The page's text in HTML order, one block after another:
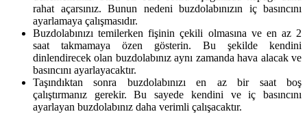
rahat açarsınız. Bunun nedeni buzdolabınızın iç basıncını
ayarlamaya çalışmasıdır.
Buzdolabınızı temilerken fişinin çekili olmasına ve en az 2
saat takmamaya özen gösterin. Bu şekilde kendini
dinlendirecek olan buzdolabınız aynı zamanda hava alacak ve
basıncını ayarlayacaktır.
Taşındıktan sonra buzdolabınızı en az bir saat boş
çalıştırmanız gerekir. Bu sayede kendini ve iç basıncını
ayarlayan buzdolabınız daha verimli çalışacaktır.